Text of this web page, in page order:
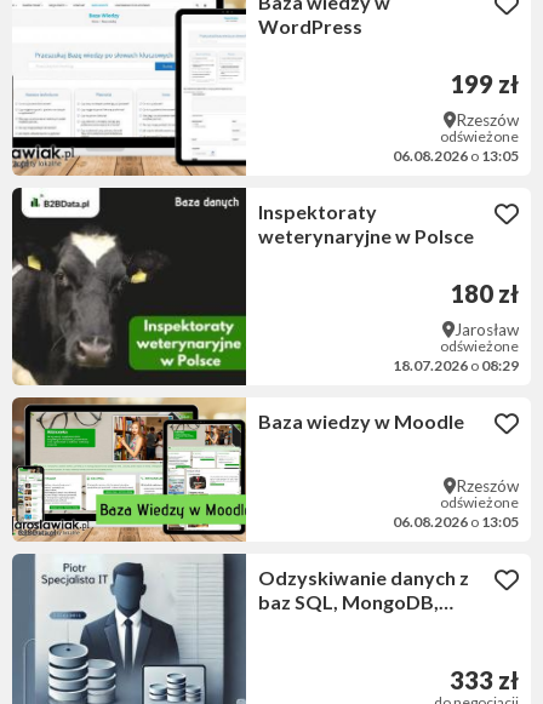
WordPress
199 zł
Rzeszów
odświeżone
06.08.2026 o 13:05
Inspektoraty
weterynaryjne w Polsce
180 zł
Jarosław
odświeżone
18.07.2026 o 08:29
Baza wiedzy w Moodle
Rzeszów
odświeżone
06.08.2026 o 13:05
Odzyskiwanie danych z
baz SQL, MongoDB,
333 zł